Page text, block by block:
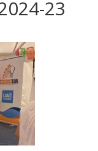
23